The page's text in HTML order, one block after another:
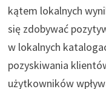
kątem lokalnych
się zdobywać
w lokalnych
pozyskiwania
użytkowników